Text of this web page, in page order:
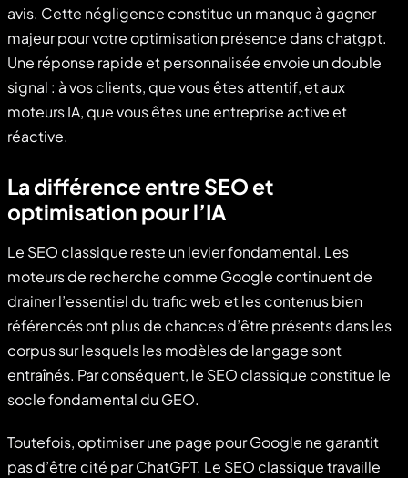
avis. Cette négligence constitue un manque à gagner
majeur pour votre optimisation présence dans chatgpt.
Une réponse rapide et personnalisée envoie un double
signal : à vos clients, que vous êtes attentif, et aux
moteurs IA, que vous êtes une entreprise active et
réactive.
La différence entre SEO et
optimisation pour l’IA
Le SEO classique reste un levier fondamental. Les
moteurs de recherche comme Google continuent de
drainer l’essentiel du trafic web et les contenus bien
référencés ont plus de chances d’être présents dans les
corpus sur lesquels les modèles de langage sont
entraînés. Par conséquent, le SEO classique constitue le
socle fondamental du GEO.
Toutefois, optimiser une page pour Google ne garantit
pas d’être cité par ChatGPT. Le SEO classique travaille